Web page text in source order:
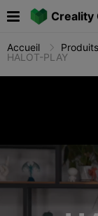
Creality
Accueil Produits
HALOT-PLAY